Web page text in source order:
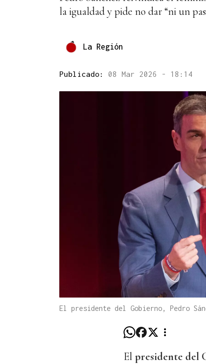
la igualdad y pide no dar “ni un
La Región
Publicado: 08 Mar 2026 - 18:14
El presidente del Gobierno, Pedro
El presidente del